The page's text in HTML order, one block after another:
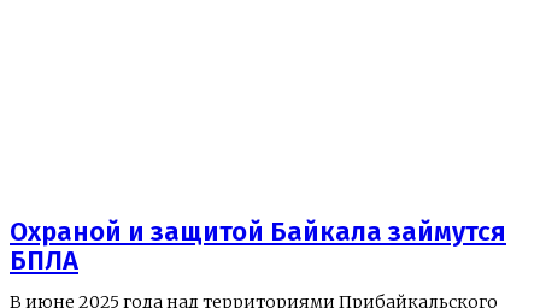
Охраной и защитой Байкала займутся
БПЛА
В июне 2025 года над территориями Прибайкальского